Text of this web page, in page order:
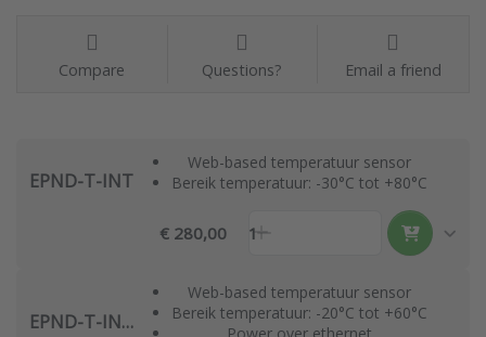
Compare Questions? Email a friend
EPND-T-INT
Web-based temperatuur sensor
Bereik temperatuur: -30°C tot +80°C
€ 280,00 1
EPND-T-INT-POE
Web-based temperatuur sensor
Bereik temperatuur: -20°C tot +60°C